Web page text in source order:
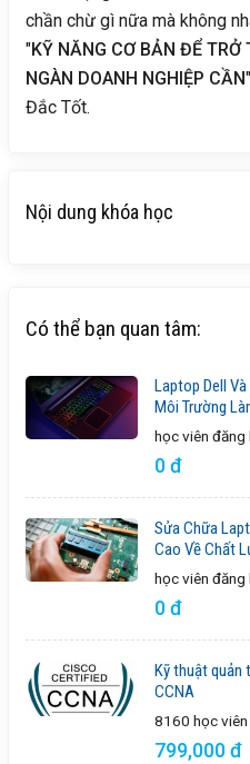
chần chừ gì nữa mà không
"KỸ NĂNG CƠ BẢN ĐỂ TRỞ
NGÀN DOANH NGHIỆP CẦN
Đắc Tốt.
Nội dung khóa học
Có thể bạn quan tâm:
Laptop Dell Và
Môi Trường
học viên đăng
0 đ
Sửa Chữa
Cao Về Chất
học viên đăng
0 đ
Kỹ thuật quản
CCNA
8160 học viên
799,000 đ